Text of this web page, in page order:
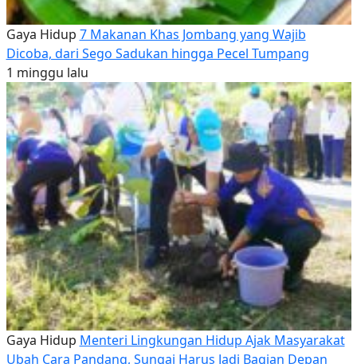
Gaya Hidup 7 Makanan Khas Jombang yang Wajib
Dicoba, dari Sego Sadukan hingga Pecel Tumpang
1 minggu lalu
Gaya Hidup Menteri Lingkungan Hidup Ajak Masyarakat
Ubah Cara Pandang, Sungai Harus Jadi Bagian Depan